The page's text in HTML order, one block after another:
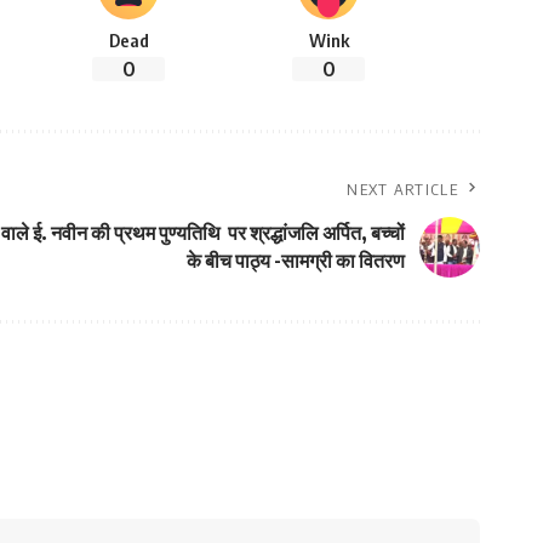
Dead
0
Wink
0
NEXT ARTICLE
ई. नवीन की प्रथम पुण्यतिथि पर श्रद्धांजलि अर्पित, बच्चों
के बीच पाठ्य -सामग्री का वितरण